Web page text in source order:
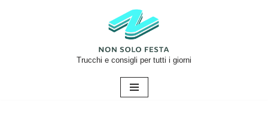
Trucchi e consigli per tutti i giorni